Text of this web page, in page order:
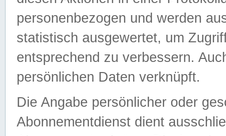
personenbezogen und werden
statistisch ausgewertet, um
entsprechend zu verbessern.
persönlichen Daten verknüpft.
Die Angabe persönlicher oder
Abonnementdienst dient